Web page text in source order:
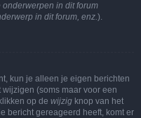
in dit forum
in dit forum, enz.).
kun je alleen je eigen berichten
(soms maar voor een
op de wijzig knop van het
bericht gereageerd heeft, komt er